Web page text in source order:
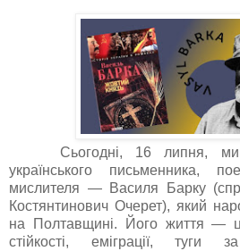
Сьогодні, 16 липня, ми
українського письменника,
мислителя — Василя Барку
Костянтинович Очерет), який
на Полтавщині. Його життя —
стійкості, еміграції, туги